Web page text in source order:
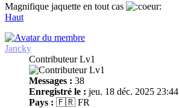
Magnifique jaquette en tout cas
Haut
Jancky
Contributeur Lv1
Messages : 38
Enregistré le : jeu. 18 déc. 2025 23:44
Pays : 🇫🇷 FR